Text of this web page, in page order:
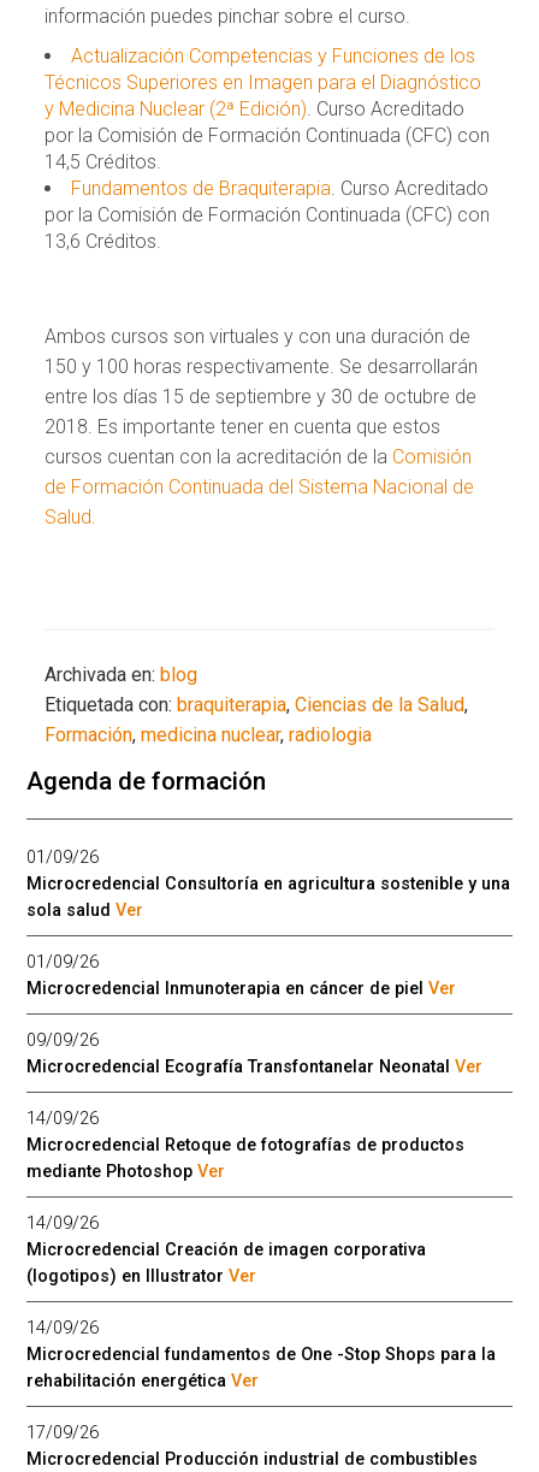
información puedes pinchar sobre el curso.
Actualización Competencias y Funciones de los
Técnicos Superiores en Imagen para el Diagnóstico
y Medicina Nuclear (2ª Edición). Curso Acreditado
por la Comisión de Formación Continuada (CFC) con
14,5 Créditos.
Fundamentos de Braquiterapia. Curso Acreditado
por la Comisión de Formación Continuada (CFC) con
13,6 Créditos.
Ambos cursos son virtuales y con una duración de
150 y 100 horas respectivamente. Se desarrollarán
entre los días 15 de septiembre y 30 de octubre de
2018. Es importante tener en cuenta que estos
cursos cuentan con la acreditación de la Comisión
de Formación Continuada del Sistema Nacional de
Salud.
Archivada en: blog
Etiquetada con: braquiterapia,Ciencias de la Salud,
Formación,medicina nuclear,radiologia
Agenda de formación
01/09/26
Microcredencial Consultoría en agricultura sostenible y una
sola saludVer
01/09/26
Microcredencial Inmunoterapia en cáncer de pielVer
09/09/26
Microcredencial Ecografía Transfontanelar NeonatalVer
14/09/26
Microcredencial Retoque de fotografías de productos
mediante PhotoshopVer
14/09/26
Microcredencial Creación de imagen corporativa
(logotipos) en IllustratorVer
14/09/26
Microcredencial fundamentos de One -Stop Shops para la
rehabilitación energéticaVer
17/09/26
Microcredencial Producción industrial de combustibles